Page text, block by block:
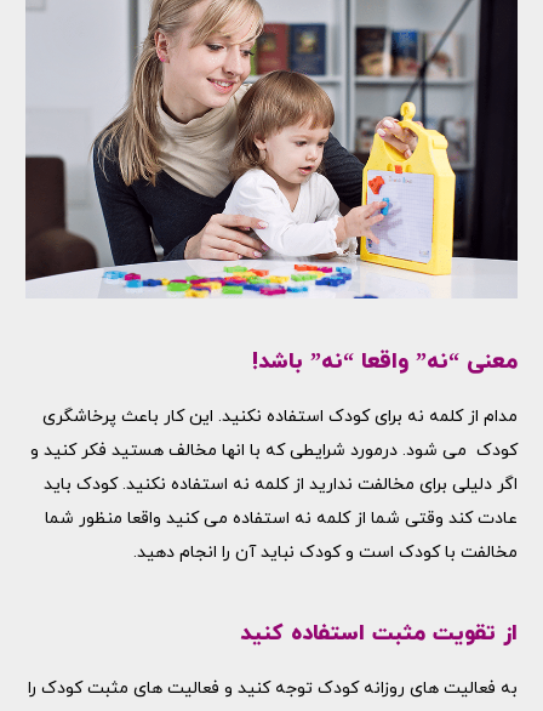
معنی “نه” واقعا “نه” باشد!
مدام از کلمه نه برای کودک استفاده نکنید. این کار باعث پرخاشگری
کودک می شود. درمورد شرایطی که با انها مخالف هستید فکر کنید و
اگر دلیلی برای مخالفت ندارید از کلمه نه استفاده نکنید. کودک باید
عادت کند وقتی شما از کلمه نه استفاده می کنید واقعا منظور شما
مخالفت با کودک است و کودک نباید آن را انجام دهید.
از تقویت مثبت استفاده کنید
به فعالیت های روزانه کودک توجه کنید و فعالیت های مثبت کودک را